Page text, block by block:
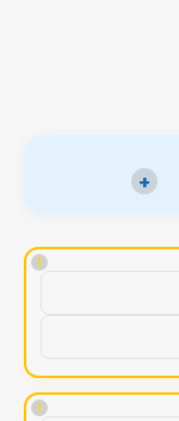
+
!
!